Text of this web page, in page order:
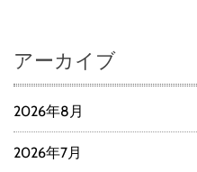
アーカイブ
2026年8月
2026年7月